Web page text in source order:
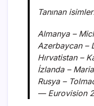
Tanınan
Almanya –
Azerbaycan –
Hırvatistan –
İzlanda –
Rusya –
— Eurovision